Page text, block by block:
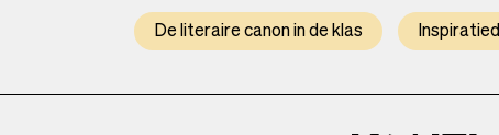
De literaire canon in de klas